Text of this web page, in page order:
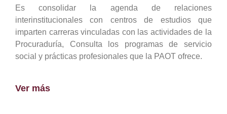
Es consolidar la agenda de relaciones
interinstitucionales con centros de estudios que
imparten carreras vinculadas con las actividades de la
Procuraduría, Consulta los programas de servicio
social y prácticas profesionales que la PAOT ofrece.
Ver más